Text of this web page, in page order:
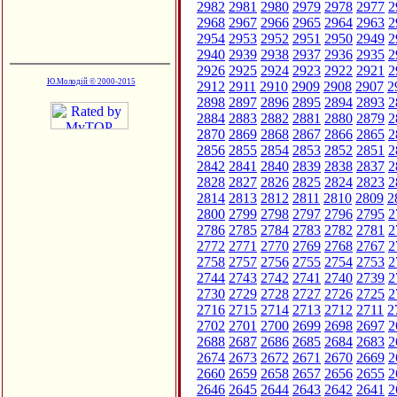
Ю.Молодій © 2000-2015
2982 2981 2980 2979 2978 2977
2968 2967 2966 2965 2964 2963
2954 2953 2952 2951 2950 2949
2940 2939 2938 2937 2936 2935
2926 2925 2924 2923 2922 2921
2912 2911 2910 2909 2908 2907
2898 2897 2896 2895 2894 2893
2884 2883 2882 2881 2880 2879
2870 2869 2868 2867 2866 2865
2856 2855 2854 2853 2852 2851
2842 2841 2840 2839 2838 2837
2828 2827 2826 2825 2824 2823
2814 2813 2812 2811 2810 2809
2800 2799 2798 2797 2796 2795
2786 2785 2784 2783 2782 2781
2772 2771 2770 2769 2768 2767
2758 2757 2756 2755 2754 2753
2744 2743 2742 2741 2740 2739
2730 2729 2728 2727 2726 2725
2716 2715 2714 2713 2712 2711
2702 2701 2700 2699 2698 2697
2688 2687 2686 2685 2684 2683
2674 2673 2672 2671 2670 2669
2660 2659 2658 2657 2656 2655
2646 2645 2644 2643 2642 2641